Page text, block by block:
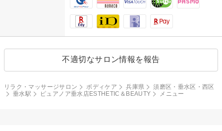
不適切なサロン情報を報告
リラク・マッサージサロン ボディケア 兵庫県
須磨区・垂水区・西区
垂水駅
ピュアノア垂水店ESTHETIC＆BEAUTY メニュー